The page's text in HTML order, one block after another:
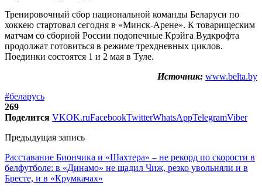
Тренировочный сбор национальной команды Беларуси по
хоккею стартовал сегодня в «Минск-Арене». К товарищеским
матчам со сборной России подопечные Крэйга Вудкрофта
продолжат готовиться в режиме трехдневных циклов.
Поединки состоятся 1 и 2 мая в Туле.
Источник: www.belta.by
#беларусь
269
Поделится VKOK.ruFacebookTwitterWhatsAppTelegramViber
Предыдущая запись
Расставание Биончика и «Шахтера» – не рекорд по скорости в
белфутболе: в «Динамо» не щадил Чиж, резко увольняли и в
Бресте, и в «Крумкачах»